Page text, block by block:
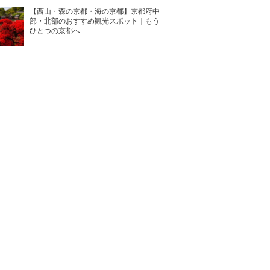
【西山・森の京都・海の京都】京都府中
部・北部のおすすめ観光スポット｜もう
ひとつの京都へ